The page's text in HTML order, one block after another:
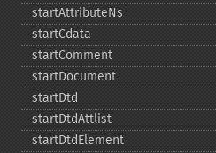
startAttributeNs
startCdata
startComment
startDocument
startDtd
startDtdAttlist
startDtdElement